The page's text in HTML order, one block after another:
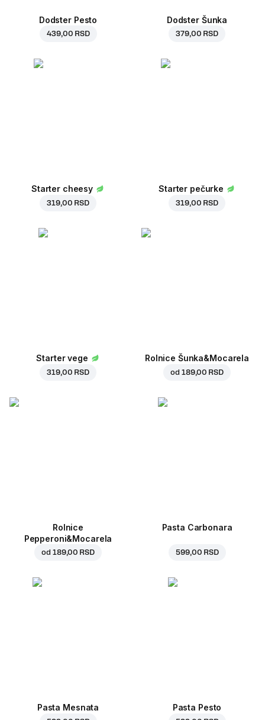
Dodster Pesto
439,00 RSD
Dodster Šunka
379,00 RSD
Starter cheesy
319,00 RSD
Starter pečurke
319,00 RSD
Starter vege
319,00 RSD
Rolnice Šunka&Mocarela
od 189,00 RSD
Rolnice
Pepperoni&Mocarela
od 189,00 RSD
Pasta Carbonara
599,00 RSD
Pasta Mesnata Pasta Pesto